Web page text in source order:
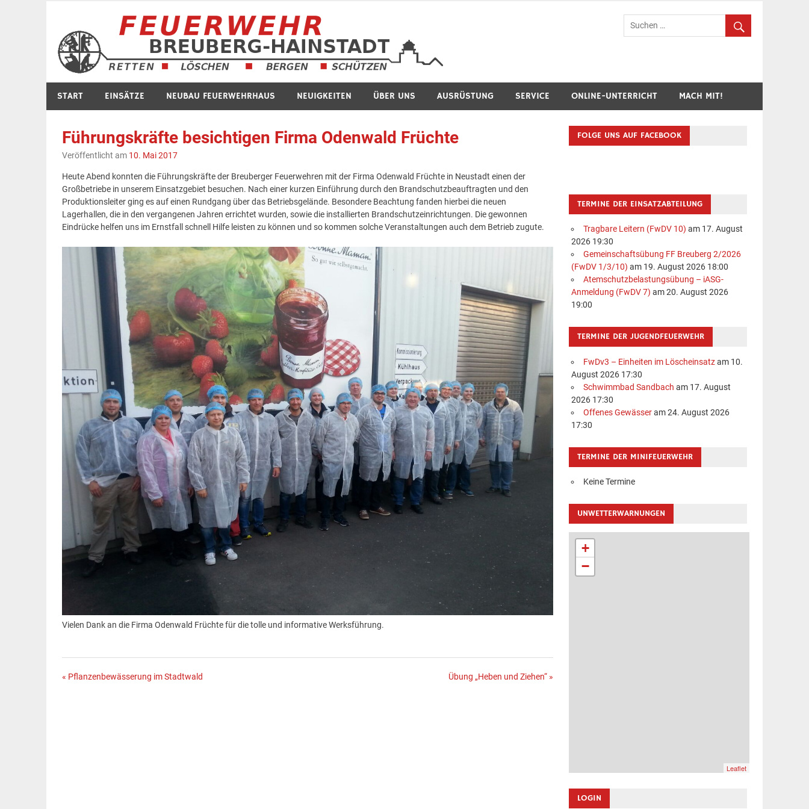
springen
Feuerwehr Breuberg-Hainstadt
START EINSÄTZE NEUBAU FEUERWEHRHAUS NEUIGKEITEN ÜBER UNS AUSRÜSTUNG SERVICE ONLINE-UNTERRICHT MACH MIT!
Führungskräfte besichtigen Firma Odenwald Früchte
Veröffentlicht am 10. Mai 2017
Heute Abend konnten die Führungskräfte der Breuberger Feuerwehren mit der Firma Odenwald Früchte in Neustadt einen der
Großbetriebe in unserem Einsatzgebiet besuchen. Nach einer kurzen Einführung durch den Brandschutzbeauftragten und den
Produktionsleiter ging es auf einen Rundgang über das Betriebsgelände. Besondere Beachtung fanden hierbei die neuen
Lagerhallen, die in den vergangenen Jahren errichtet wurden, sowie die installierten Brandschutzeinrichtungen. Die gewonnen
Eindrücke helfen uns im Ernstfall schnell Hilfe leisten zu können und so kommen solche Veranstaltungen auch dem Betrieb zugute.
Vielen Dank an die Firma Odenwald Früchte für die tolle und informative Werksführung.
Beitragsnavigation
« Pflanzenbewässerung im Stadtwald Übung „Heben und Ziehen“ »
FOLGE UNS AUF FACEBOOK
TERMINE DER EINSATZABTEILUNG
Tragbare Leitern (FwDV 10) am 17. August
2026 19:30
Gemeinschaftsübung FF Breuberg 2/2026
(FwDV 1/3/10) am 19. August 2026 18:00
Atemschutzbelastungsübung – iASG-
Anmeldung (FwDV 7) am 20. August 2026
19:00
TERMINE DER JUGENDFEUERWEHR
FwDv3 – Einheiten im Löscheinsatzam 10.
August 2026 17:30
Schwimmbad Sandbach am 17. August
2026 17:30
Offenes Gewässeram 24. August 2026
17:30
TERMINE DER MINIFEUERWEHR
Keine Termine
UNWETTERWARNUNGEN
+
−
Leaflet
LOGIN